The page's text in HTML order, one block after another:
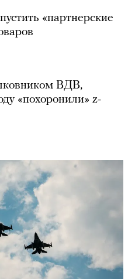
«партнерские
ВДВ,
«похоронили» z-